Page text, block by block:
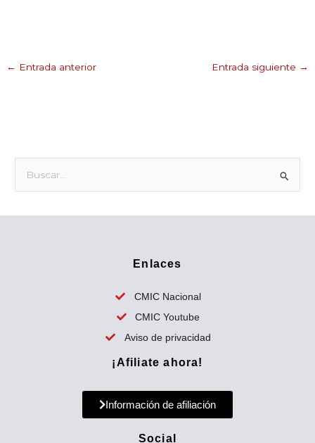
← Entrada anterior Entrada siguiente →
s
Enlaces
CMIC Nacional
CMIC Youtube
Aviso de privacidad
¡Afiliate ahora!
Información de afiliación
Social